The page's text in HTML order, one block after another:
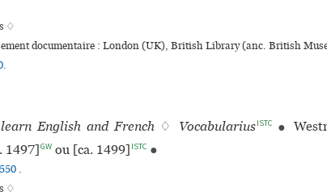
♢
documentaire : London (UK), British Library (anc. British
.
English and French♢ VocabulariusISTC ●
1497]GW ou [ca. 1499] ISTC ●
.
♢